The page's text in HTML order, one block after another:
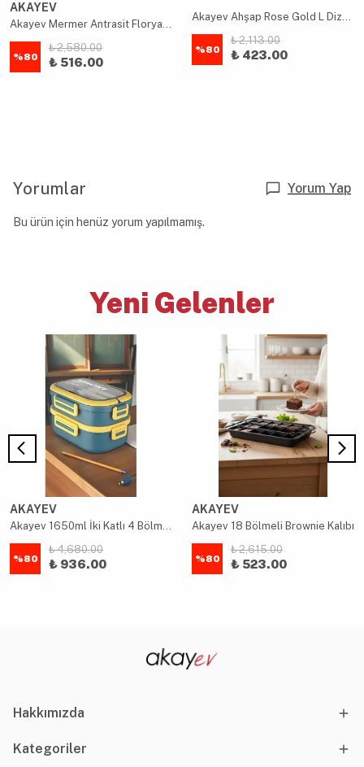
AKAYEV
Akayev Mermer Antrasit Florya Altın 30x20 cm Tepsi
%80
₺ 2,580.00
₺ 516.00
Akayev Ahşap Rose Gold L Dizayn 30x20 cm Tepsi
%80
₺ 2,113.00
₺ 423.00
Yorumlar Yorum Yap
Bu ürün için henüz yorum yapılmamış.
Yeni Gelenler
AKAYEV
Akayev 1650ml İki Katlı 4 Bölmeli Çelik Yemek Kabı Mavi
%80
₺ 4,680.00
₺ 936.00
AKAYEV
Akayev 18 Bölmeli Brownie Kalıbı
%80
₺ 2,615.00
₺ 523.00
Hakkımızda
Kategoriler